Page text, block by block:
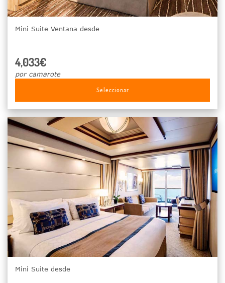
Mini Suite Ventana desde
4,033€
por camarote
Seleccionar
Mini Suite desde